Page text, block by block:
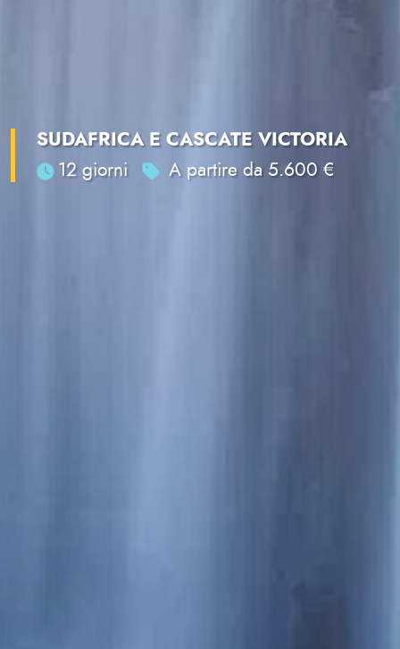
SUDAFRICA E CASCATE VICTORIA
12 giorni
A partire da 5.600 €